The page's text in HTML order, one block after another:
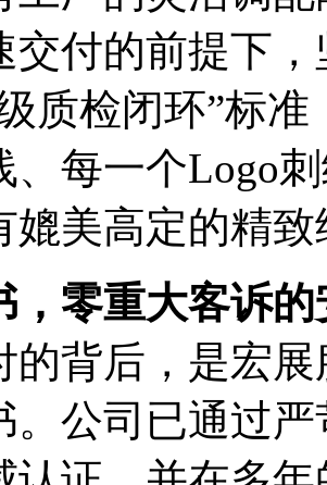
交付的前提下
质检闭环”标
、每一个Logo
媲美高定的精致
，零重大客诉
的背后，是宏
。公司已通过